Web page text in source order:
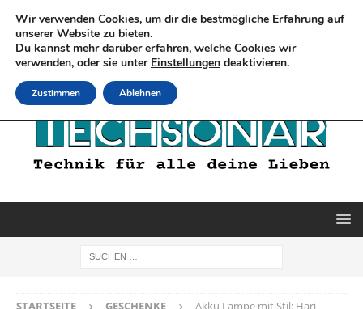
STARTSEITE GESCHENKE
Akku Lampe mit Stil: Hari
Wir verwenden Cookies, um dir die bestmögliche Erfahrung auf
unserer Website zu bieten.
Du kannst mehr darüber erfahren, welche Cookies wir
verwenden, oder sie unter Einstellungen deaktivieren.
Zustimmen Ablehnen